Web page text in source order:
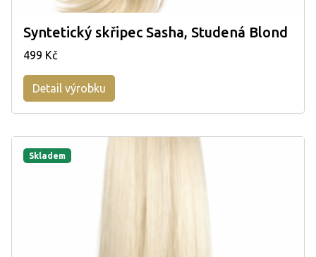
Syntetický skřipec Sasha, Studená Blond
499 Kč
Detail výrobku
Skladem